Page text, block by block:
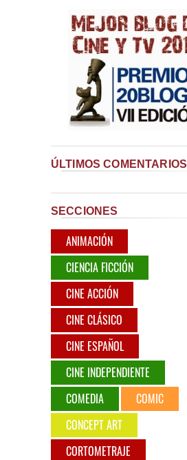
ÚLTIMOS COMENTARIOS
SECCIONES
ANIMACIÓN
CIENCIA FICCIÓN
CINE ACCIÓN
CINE CLÁSICO
CINE ESPAÑOL
CINE INDEPENDIENTE
COMEDIA
COMIC
CONCEPT ART
CORTOMETRAJE